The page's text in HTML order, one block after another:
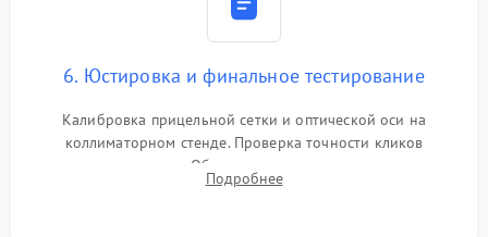
6. Юстировка и финальное тестирование
Калибровка прицельной сетки и оптической оси на
коллиматорном стенде. Проверка точности кликов
механизма поправок. Обязательное испытание прицела на
ударном стенде для проверки устойчивости к отдаче и
Подробнее